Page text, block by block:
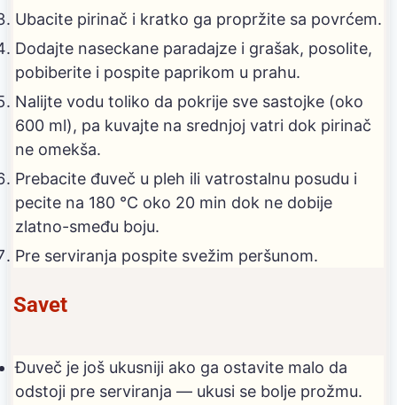
Ubacite pirinač i kratko ga propržite sa povrćem.
Dodajte naseckane paradajze i grašak, posolite,
pobiberite i pospite paprikom u prahu.
Nalijte vodu toliko da pokrije sve sastojke (oko
600 ml), pa kuvajte na srednjoj vatri dok pirinač
ne omekša.
Prebacite đuveč u pleh ili vatrostalnu posudu i
pecite na 180 °C oko 20 min dok ne dobije
zlatno-smeđu boju.
Pre serviranja pospite svežim peršunom.
Savet
Đuveč je još ukusniji ako ga ostavite malo da
odstoji pre serviranja — ukusi se bolje prožmu.